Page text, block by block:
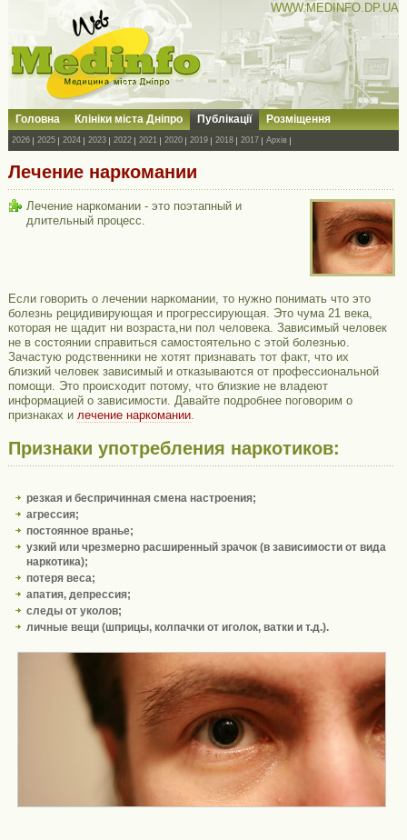
WWW.MEDINFO.DP.UA
Головна Клініки міста Дніпро Публікації Розміщення
2026 2025 2024 2023 2022 2021 2020 2019 2018 2017 Архів
Лечение наркомании
Лечение наркомании - это поэтапный и
длительный процесс.
Если говорить о лечении наркомании, то нужно понимать что это
болезнь рецидивирующая и прогрессирующая. Это чума 21 века,
которая не щадит ни возраста,ни пол человека. Зависимый человек
не в состоянии справиться самостоятельно с этой болезнью.
Зачастую родственники не хотят признавать тот факт, что их
близкий человек зависимый и отказываются от профессиональной
помощи. Это происходит потому, что близкие не владеют
информацией о зависимости. Давайте подробнее поговорим о
признаках и лечение наркомании.
Признаки употребления наркотиков:
резкая и беспричинная смена настроения;
агрессия;
постоянное вранье;
узкий или чрезмерно расширенный зрачок (в зависимости от вида
наркотика);
потеря веса;
апатия, депрессия;
следы от уколов;
личные вещи (шприцы, колпачки от иголок, ватки и т.д.).